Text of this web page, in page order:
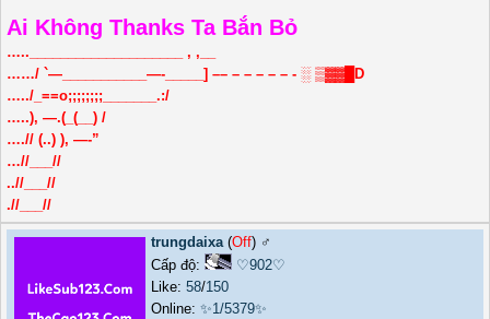
Ai Không Thanks Ta Bắn Bỏ
…..____________________ , ,__
……/ `—___________—-_____] –– – – – – – - ░ ▒▓▓█D
…../_==o;;;;;;;;_______.:/
…..), —.(_(__) /
….// (..) ), —-”
…//___//
..//___//
.//___//
trungdaixa(Off) ♂️
Cấp độ:
♡902♡
Like: 58/150
Online: ✨1/5379✨